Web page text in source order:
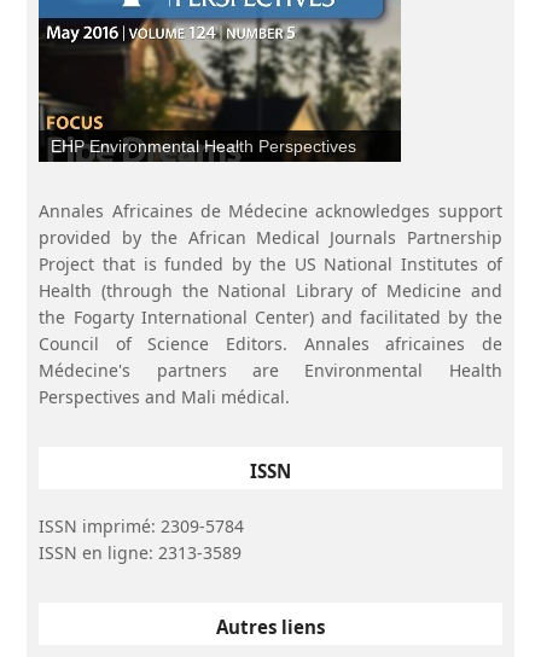
Ethiopian Journal Health Sciences (EJHS)
Annales Africaines de Médecine acknowledges support
provided by the African Medical Journals Partnership
Project that is funded by the US National Institutes of
Health (through the National Library of Medicine and
the Fogarty International Center) and facilitated by the
Council of Science Editors. Annales africaines de
Médecine's partners are Environmental Health
Perspectives and Mali médical.
ISSN
ISSN imprimé: 2309-5784
ISSN en ligne: 2313-3589
Autres liens